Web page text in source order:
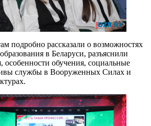
подробно рассказали о возможностях
в Беларуси, разъяснили
особенности обучения, социальные
службы в Вооруженных Силах и